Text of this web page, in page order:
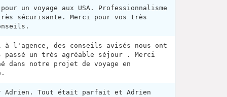
un voyage aux USA. Professionnalisme
sécurisante. Merci pour vos très
à l'agence, des conseils avisés nous ont
passé un très agréable séjour . Merci
dans notre projet de voyage en
Adrien. Tout était parfait et Adrien